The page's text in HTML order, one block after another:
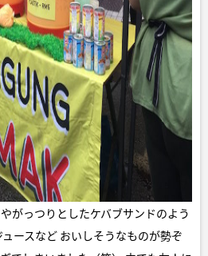
がっつりとしたケバブサンドのよう
ースなど おいしそうなものが勢ぞ